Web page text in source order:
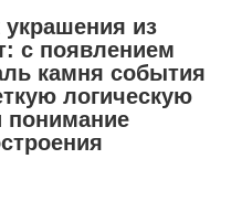
украшения из
с появлением
камня события
логическую
понимание